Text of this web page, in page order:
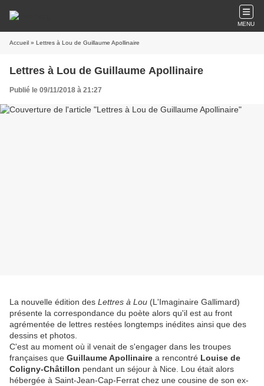
MENU
Accueil » Lettres à Lou de Guillaume Apollinaire
Lettres à Lou de Guillaume Apollinaire
Publié le 09/11/2018 à 21:27
La nouvelle édition des Lettres à Lou (L'Imaginaire Gallimard)
présente la correspondance du poète alors qu'il est au front
agrémentée de lettres restées longtemps inédites ainsi que des
dessins et photos.
C'est au moment où il venait de s'engager dans les troupes
françaises que Guillaume Apollinaire a rencontré Louise de
Coligny-Châtillon pendant un séjour à Nice. Lou était alors
hébergée à Saint-Jean-Cap-Ferrat chez une cousine de son ex-